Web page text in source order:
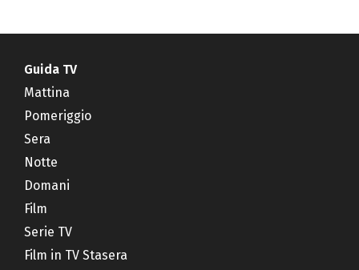
Guida TV
Mattina
Pomeriggio
Sera
Notte
Domani
Film
Serie TV
Film in TV Stasera